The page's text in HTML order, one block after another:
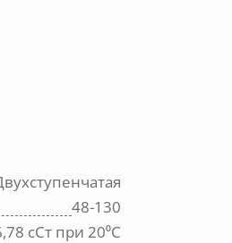
48-130
сСт при 20⁰С